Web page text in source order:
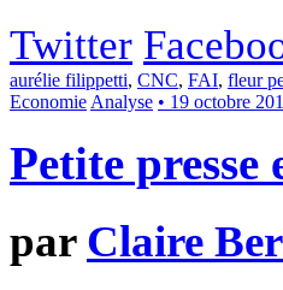
Twitter
aurélie filippetti, CNC, FAI, fleur
Economie Analyse • 19 octobre
Petite
par Claire